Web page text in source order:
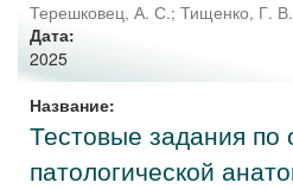
Терешковец, А. С.; Тищенко, Г. В.
Дата:
2025
Название:
Тестовые задания по
патологической